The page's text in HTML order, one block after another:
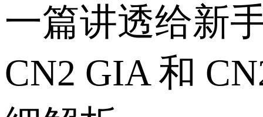
一篇讲透给新
CN2 GIA 和